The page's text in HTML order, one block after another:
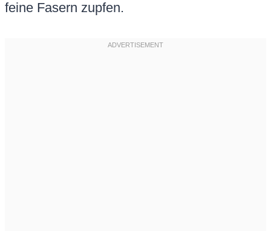
feine Fasern zupfen.